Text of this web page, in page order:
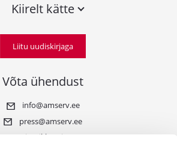
Kiirelt kätte
Liitu uudiskirjaga
Võta ühendust
info@amserv.ee
press@amserv.ee
Teavita rikkumisest